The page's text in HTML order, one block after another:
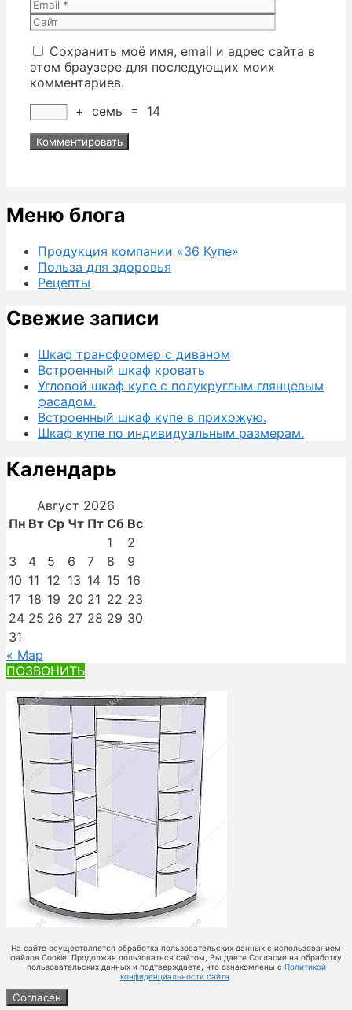
Сохранить моё имя, email и адрес сайта в
этом браузере для последующих моих
комментариев.
+ семь = 14
Меню блога
Продукция компании «36 Купе»
Польза для здоровья
Рецепты
Свежие записи
Шкаф трансформер с диваном
Встроенный шкаф кровать
Угловой шкаф купе с полукруглым глянцевым
фасадом.
Встроенный шкаф купе в прихожую.
Шкаф купе по индивидуальным размерам.
Календарь
Август 2026
Пн Вт Ср Чт Пт Сб Вс
1
2
3
4 5 6 7 8
9
10 11 12 13 14 15 16
17 18 19 20 21 22 23
24 25 26 27 28 29 30
31
« Мар
ПОЗВОНИТЬ
На сайте осуществляется обработка пользовательских данных с использованием
файлов Cookie. Продолжая пользоваться сайтом, Вы даете Согласие на обработку
пользовательских данных и подтверждаете, что ознакомлены с Политикой
конфиденциальности сайта
Согласен